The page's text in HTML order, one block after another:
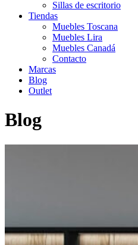
Sillas de escritorio
Tiendas
Muebles Toscana
Muebles Lira
Muebles Canadá
Contacto
Marcas
Blog
Outlet
Blog